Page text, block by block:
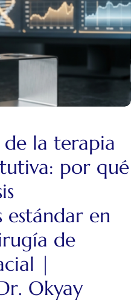
la terapia
por qué
en
de
|
Okyay